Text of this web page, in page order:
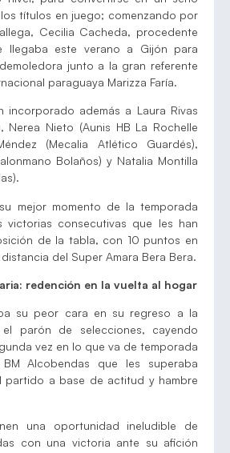
títulos en juego; comenzando por
Cecilia Cacheda, procedente
llegaba este verano a Gijón para
junto a la gran referente
paraguaya Marizza Faría.
incorporado además a Laura Rivas
Nerea Nieto (Aunis HB La Rochelle
(Mecalia Atlético Guardés),
Bolaños) y Natalia Montilla
mejor momento de la temporada
victorias consecutivas que les han
de la tabla, con 10 puntos en
del Super Amara Bera Bera.
redención en la vuelta al hogar
su peor cara en su regreso a la
parón de selecciones, cayendo
vez en lo que va de temporada
Alcobendas que les superaba
partido a base de actitud y hambre
una oportunidad ineludible de
con una victoria ante su afición